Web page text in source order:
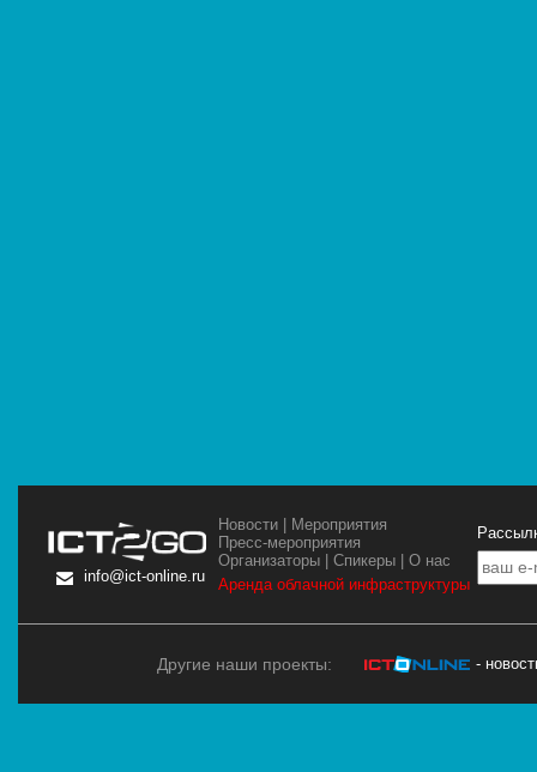
info@ict-online.ru
Новости | Мероприятия
Пресс-мероприятия
Организаторы |Спикеры |О нас
Аренда облачной инфраструктуры
Другие наши проекты: -